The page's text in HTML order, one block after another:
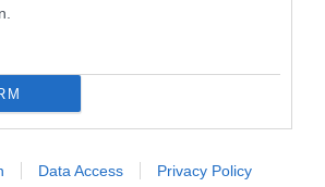
Data Access Privacy Policy
ELOLTOTTÁK A TÜZET
DÉDESTAPOLCSÁNYNÁL, KILENCÓRÁS
KÜZDELE...
2026. augusztus 06|Környék ügye